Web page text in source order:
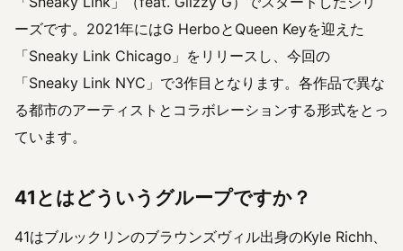
ーズです。2021年にはG HerboとQueen Keyを迎えた
「Sneaky Link Chicago」をリリースし、今回の
「Sneaky Link NYC」で3作目となります。各作品で異な
る都市のアーティストとコラボレーションする形式をとっ
ています。
41とはどういうグループですか？
41はブルックリンのブラウンズヴィル出身のKyle Richh、